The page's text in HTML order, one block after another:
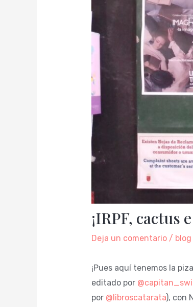
¡IRPF, cactus
Deja un comentario / blog
¡Pues aquí tenemos la
editado por
por @libroscatarata), con